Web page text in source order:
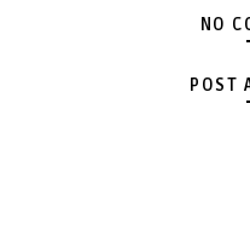
NO
POST